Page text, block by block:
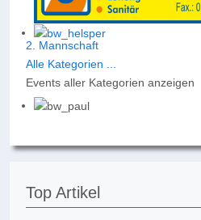
Limite der Paginierungsliste
2. Mannschaft
Alle Kategorien ...
Events aller Kategorien anzeigen
Top Artikel